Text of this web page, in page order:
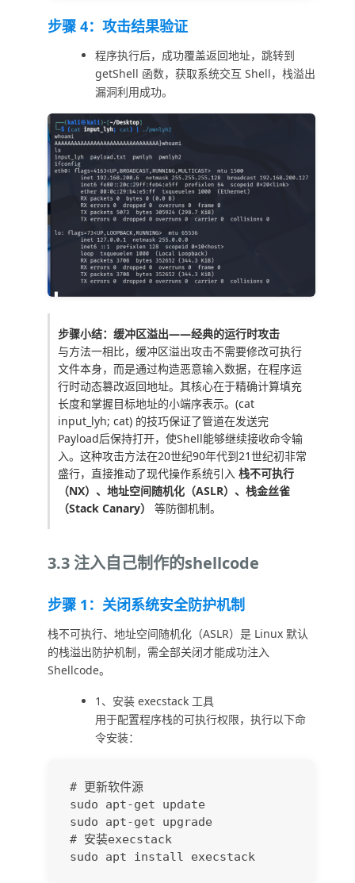
步骤 4：攻击结果验证
程序执行后，成功覆盖返回地址，跳转到
getShell 函数，获取系统交互 Shell，栈溢出
漏洞利用成功。
步骤小结：缓冲区溢出——经典的运行时攻击
与方法一相比，缓冲区溢出攻击不需要修改可执行
文件本身，而是通过构造恶意输入数据，在程序运
行时动态篡改返回地址。其核心在于精确计算填充
长度和掌握目标地址的小端序表示。 (cat
input_lyh; cat) 的技巧保证了管道在发送完
Payload后保持打开，使Shell能够继续接收命令输
入。这种攻击方法在20世纪90年代到21世纪初非常
盛行，直接推动了现代操作系统引入 栈不可执行
（NX）、地址空间随机化（ASLR）、栈金丝雀
（Stack Canary）
等防御机制。
3.3 注入自己制作的shellcode
步骤 1：关闭系统安全防护机制
栈不可执行、地址空间随机化（ASLR）是 Linux 默认
的栈溢出防护机制，需全部关闭才能成功注入
Shellcode。
1、安装 execstack 工具
用于配置程序栈的可执行权限，执行以下命
令安装：
# 更新软件源
sudo apt-get update
sudo apt-get upgrade
# 安装execstack